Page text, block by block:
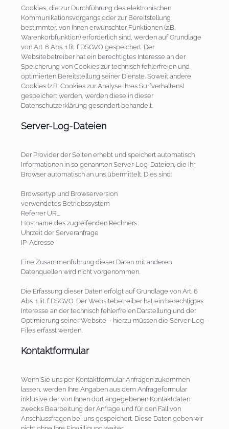
Cookies, die zur Durchführung des elektronischen
Kommunikationsvorgangs oder zur Bereitstellung
bestimmter, von Ihnen erwünschter Funktionen (z.B.
Warenkorbfunktion) erforderlich sind, werden auf Grundlage
von Art. 6 Abs. 1 lit. f DSGVO gespeichert. Der
Websitebetreiber hat ein berechtigtes Interesse an der
Speicherung von Cookies zur technisch fehlerfreien und
optimierten Bereitstellung seiner Dienste. Soweit andere
Cookies (z.B. Cookies zur Analyse Ihres Surfverhaltens)
gespeichert werden, werden diese in dieser
Datenschutzerklärung gesondert behandelt.
Server-Log-Dateien
Der Provider der Seiten erhebt und speichert automatisch
Informationen in so genannten Server-Log-Dateien, die Ihr
Browser automatisch an uns übermittelt. Dies sind:
Browsertyp und Browserversion
verwendetes Betriebssystem
Referrer URL
Hostname des zugreifenden Rechners
Uhrzeit der Serveranfrage
IP-Adresse
Eine Zusammenführung dieser Daten mit anderen
Datenquellen wird nicht vorgenommen.
Die Erfassung dieser Daten erfolgt auf Grundlage von Art. 6
Abs. 1 lit. f DSGVO. Der Websitebetreiber hat ein berechtigtes
Interesse an der technisch fehlerfreien Darstellung und der
Optimierung seiner Website – hierzu müssen die Server-Log-
Files erfasst werden.
Kontaktformular
Wenn Sie uns per Kontaktformular Anfragen zukommen
lassen, werden Ihre Angaben aus dem Anfrageformular
inklusive der von Ihnen dort angegebenen Kontaktdaten
zwecks Bearbeitung der Anfrage und für den Fall von
Anschlussfragen bei uns gespeichert. Diese Daten geben wir